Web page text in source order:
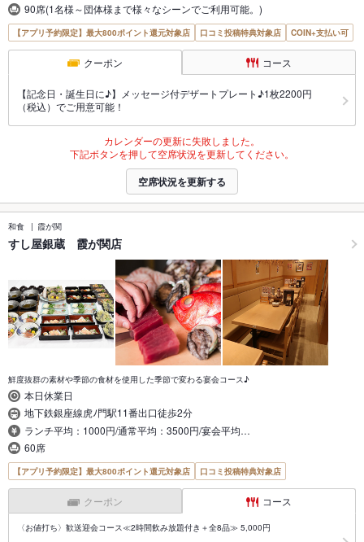
90席(1名様～団体様まで様々なシーンでご利用可能。)
【アプリ予約限定】最大800ポイント還元対象店 口コミ投稿特典対象店 COIN+支払い可
クーポン コース
【記念日・誕生日に♪】メッセージ付デザートプレート♪1枚2200円
（税込）でご用意可能！
カレンダーの更新に失敗しました。
下記ボタンを押して空席状況を更新してください。
空席状況を更新する
和食 霞が関
すし屋銀蔵 霞が関店
鮮度抜群の素材や季節の食材を使用した季節で変わる宴会コース♪
本日休業日
地下鉄銀座線虎ﾉ門駅11番出口徒歩2分
ランチ平均：1000円/通常平均：3500円/宴会平均…
60席
【アプリ予約限定】最大800ポイント還元対象店 口コミ投稿特典対象店
クーポン コース
〈お値打ち〉歓送迎会コース≪2時間飲み放題付き＋全8品≫ 5,000円